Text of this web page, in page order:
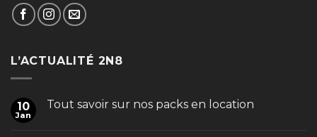
L’ACTUALITÉ 2N8
10
Jan
Tout savoir sur nos packs en location